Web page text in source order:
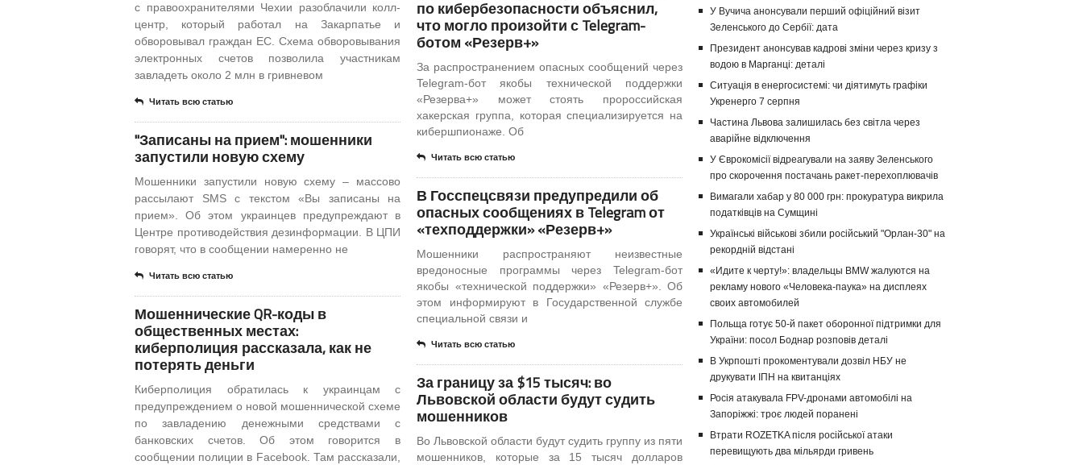
с правоохранителями Чехии разоблачили колл-
центр, который работал на Закарпатье и
обворовывал граждан ЕС. Схема обворовывания
электронных счетов позволила участникам
завладеть около 2 млн в гривневом
Читать всю статью
"Записаны на прием": мошенники
запустили новую схему
Мошенники запустили новую схему – массово
рассылают SMS с текстом «Вы записаны на
прием». Об этом украинцев предупреждают в
Центре противодействия дезинформации. В ЦПИ
говорят, что в сообщении намеренно не
Читать всю статью
Мошеннические QR-коды в
общественных местах:
киберполиция рассказала, как не
потерять деньги
Киберполиция обратилась к украинцам с
предупреждением о новой мошеннической схеме
по завладению денежными средствами с
банковских счетов. Об этом говорится в
сообщении полиции в Facebook. Там рассказали,
по кибербезопасности объяснил,
что могло произойти с Telegram-
ботом «Резерв+»
За распространением опасных сообщений через
Telegram-бот якобы технической поддержки
«Резерва+» может стоять пророссийская
хакерская группа, которая специализируется на
кибершпионаже. Об
Читать всю статью
В Госспецсвязи предупредили об
опасных сообщениях в Telegram от
«техподдержки» «Резерв+»
Мошенники распространяют неизвестные
вредоносные программы через Telegram-бот
якобы «технической поддержки» «Резерв+». Об
этом информируют в Государственной службе
специальной связи и
Читать всю статью
За границу за $15 тысяч: во
Львовской области будут судить
мошенников
Во Львовской области будут судить группу из пяти
мошенников, которые за 15 тысяч долларов
У Вучича анонсували перший офіційний візит
Зеленського до Сербії: дата
Президент анонсував кадрові зміни через кризу з
водою в Марганці: деталі
Ситуація в енергосистемі: чи діятимуть графіки
Укренерго 7 серпня
Частина Львова залишилась без світла через
аварійне відключення
У Єврокомісії відреагували на заяву Зеленського
про скорочення постачань ракет-перехоплювачів
Вимагали хабар у 80 000 грн: прокуратура викрила
податківців на Сумщині
Українські військові збили російський "Орлан-30" на
рекордній відстані
«Идите к черту!»: владельцы BMW жалуются на
рекламу нового «Человека-паука» на дисплеях
своих автомобилей
Польща готує 50-й пакет оборонної підтримки для
України: посол Боднар розповів деталі
В Укрпошті прокоментували дозвіл НБУ не
друкувати ІПН на квитанціях
Росія атакувала FPV-дронами автомобілі на
Запоріжжі: троє людей поранені
Втрати ROZETKA після російської атаки
перевищують два мільярди гривень